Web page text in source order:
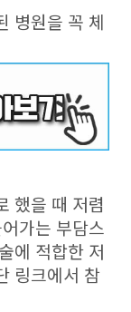
병원을 꼭 체
했을 때 저렴
가는 부담스
에 적합한 저
링크에서 참